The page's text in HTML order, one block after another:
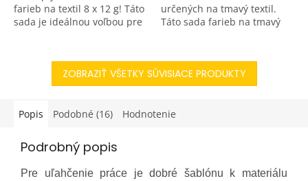
farieb na textil 8 x 12 g! Táto
sada je ideálnou voľbou pre
určených na tmavý textil.
Táto sada farieb na tmavý
vyjadriť svoju kreativitu a...
ZOBRAZIŤ VŠETKY SÚVISIACE PRODUKTY
Popis Podobné (16) Hodnotenie
Podrobný popis
Pre uľahčenie práce je dobré šablónu k materiálu